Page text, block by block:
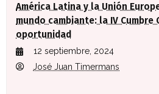
América Latina y la Unión
mundo cambiante: la IV Cumbre
oportunidad
12 septiembre, 2024
José Juan Timermans